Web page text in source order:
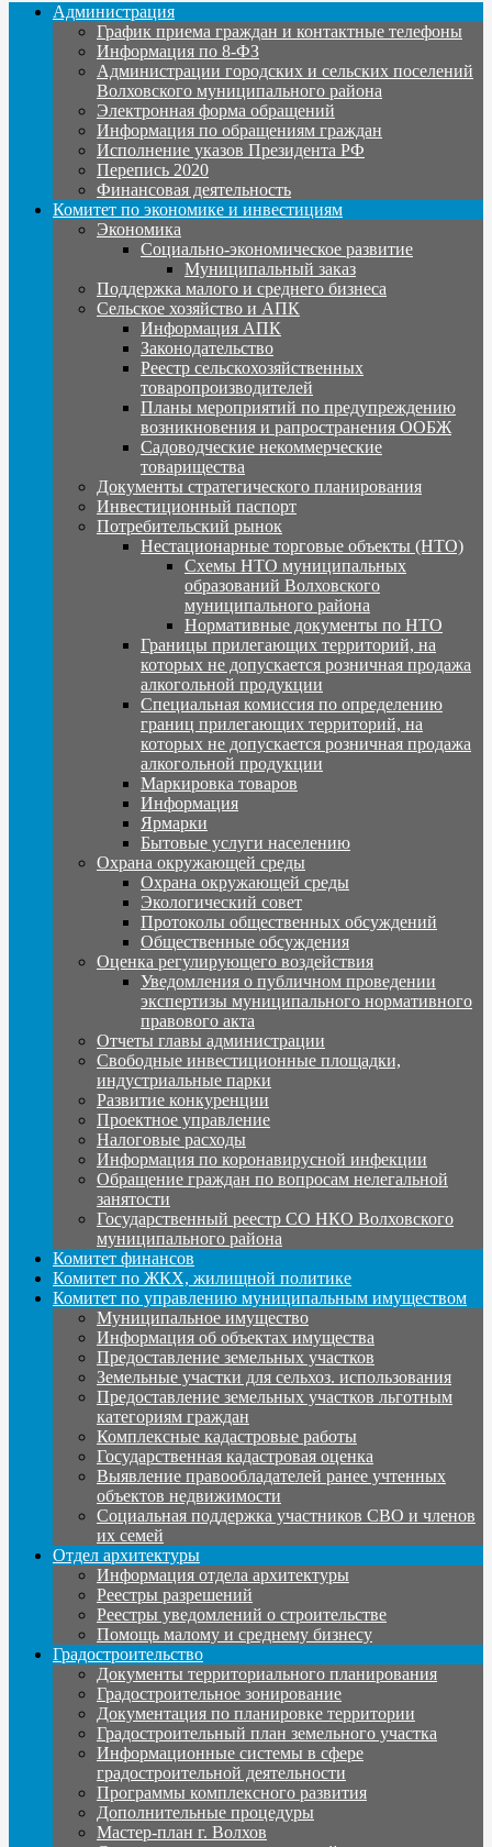
Администрация
График приема граждан и контактные телефоны
Информация по 8-ФЗ
Администрации городских и сельских поселений
Волховского муниципального района
Электронная форма обращений
Информация по обращениям граждан
Исполнение указов Президента РФ
Перепись 2020
Финансовая деятельность
Комитет по экономике и инвестициям
Экономика
Социально-экономическое развитие
Муниципальный заказ
Поддержка малого и среднего бизнеса
Сельское хозяйство и АПК
Информация АПК
Законодательство
Реестр сельскохозяйственных
товаропроизводителей
Планы мероприятий по предупреждению
возникновения и рапространения ООБЖ
Садоводческие некоммерческие
товарищества
Документы стратегического планирования
Инвестиционный паспорт
Потребительский рынок
Нестационарные торговые объекты (НТО)
Схемы НТО муниципальных
образований Волховского
муниципального района
Нормативные документы по НТО
Границы прилегающих территорий, на
которых не допускается розничная продажа
алкогольной продукции
Специальная комиссия по определению
границ прилегающих территорий, на
которых не допускается розничная продажа
алкогольной продукции
Маркировка товаров
Информация
Ярмарки
Бытовые услуги населению
Охрана окружающей среды
Охрана окружающей среды
Экологический совет
Протоколы общественных обсуждений
Общественные обсуждения
Оценка регулирующего воздействия
Уведомления о публичном проведении
экспертизы муниципального нормативного
правового акта
Отчеты главы администрации
Свободные инвестиционные площадки,
индустриальные парки
Развитие конкуренции
Проектное управление
Налоговые расходы
Информация по коронавирусной инфекции
Обращение граждан по вопросам нелегальной
занятости
Государственный реестр СО НКО Волховского
муниципального района
Комитет финансов
Комитет по ЖКХ, жилищной политике
Комитет по управлению муниципальным имуществом
Муниципальное имущество
Информация об объектах имущества
Предоставление земельных участков
Земельные участки для сельхоз. использования
Предоставление земельных участков льготным
категориям граждан
Комплексные кадастровые работы
Государственная кадастровая оценка
Выявление правообладателей ранее учтенных
объектов недвижимости
Социальная поддержка участников СВО и членов
их семей
Отдел архитектуры
Информация отдела архитектуры
Реестры разрешений
Реестры уведомлений о строительстве
Помощь малому и среднему бизнесу
Градостроительство
Документы территориального планирования
Градостроительное зонирование
Документация по планировке территории
Градостроительный план земельного участка
Информационные системы в сфере
градостроительной деятельности
Программы комплексного развития
Дополнительные процедуры
Мастер-план г. Волхов